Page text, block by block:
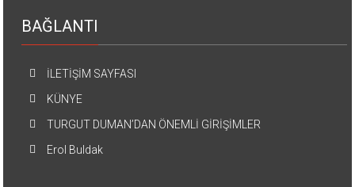
BAĞLANTI
İLETİŞİM SAYFASI
KÜNYE
TURGUT DUMAN’DAN ÖNEMLİ GİRİŞİMLER
Erol Buldak